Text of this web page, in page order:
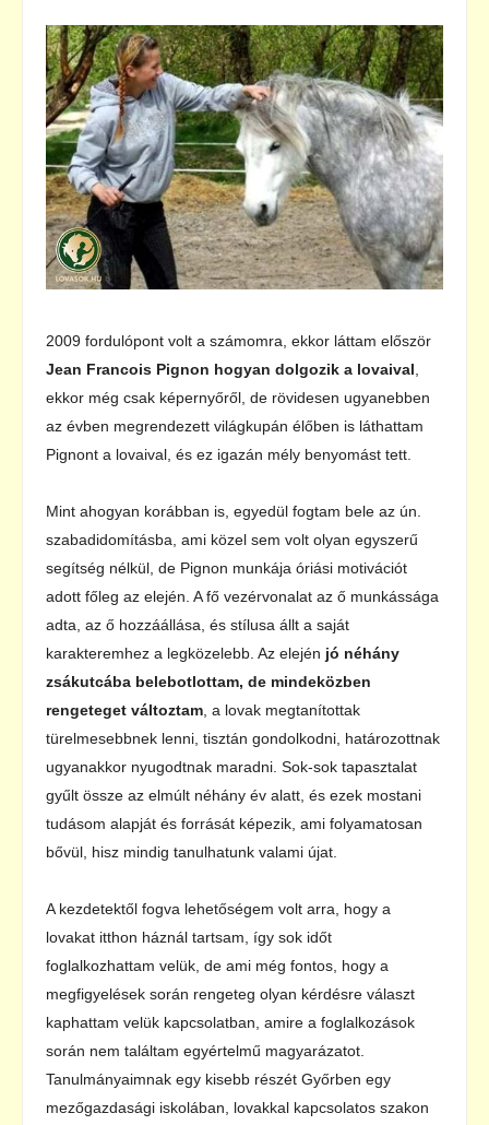
2009 fordulópont volt a számomra, ekkor láttam először
Jean Francois Pignon hogyan dolgozik a lovaival,
ekkor még csak képernyőről, de rövidesen ugyanebben
az évben megrendezett világkupán élőben is láthattam
Pignont a lovaival, és ez igazán mély benyomást tett.
Mint ahogyan korábban is, egyedül fogtam bele az ún.
szabadidomításba, ami közel sem volt olyan egyszerű
segítség nélkül, de Pignon munkája óriási motivációt
adott főleg az elején. A fő vezérvonalat az ő munkássága
adta, az ő hozzáállása, és stílusa állt a saját
karakteremhez a legközelebb. Az elején jó néhány
zsákutcába belebotlottam, de mindeközben
rengeteget változtam, a lovak megtanítottak
türelmesebbnek lenni, tisztán gondolkodni, határozottnak
ugyanakkor nyugodtnak maradni. Sok-sok tapasztalat
gyűlt össze az elmúlt néhány év alatt, és ezek mostani
tudásom alapját és forrását képezik, ami folyamatosan
bővül, hisz mindig tanulhatunk valami újat.
A kezdetektől fogva lehetőségem volt arra, hogy a
lovakat itthon háznál tartsam, így sok időt
foglalkozhattam velük, de ami még fontos, hogy a
megfigyelések során rengeteg olyan kérdésre választ
kaphattam velük kapcsolatban, amire a foglalkozások
során nem találtam egyértelmű magyarázatot.
Tanulmányaimnak egy kisebb részét Győrben egy
mezőgazdasági iskolában, lovakkal kapcsolatos szakon